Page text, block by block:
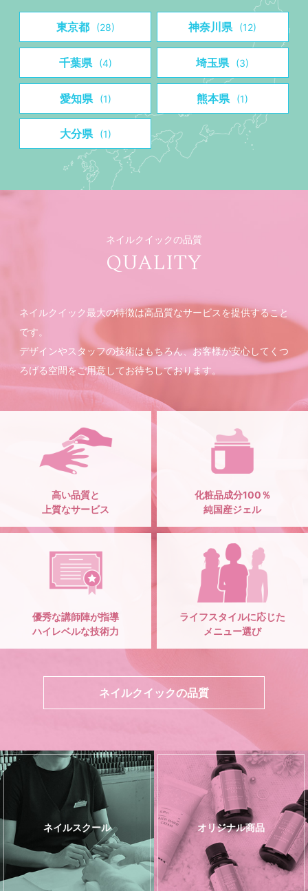
東京都 (28) 神奈川県 (12)
千葉県 (4) 埼玉県 (3)
愛知県 (1) 熊本県 (1)
大分県 (1)
ネイルクイックの品質
QUALITY
ネイルクイック最大の特徴は高品質なサービスを提供すること
です。
デザインやスタッフの技術はもちろん、お客様が安心してくつ
ろげる空間をご用意してお待ちしております。
高い品質と
上質なサービス
化粧品成分100％
純国産ジェル
優秀な講師陣が指導
ハイレベルな技術力
ライフスタイルに応じた
メニュー選び
ネイルクイックの品質
ネイルスクール オリジナル商品